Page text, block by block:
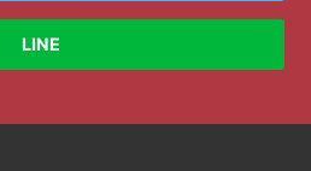
LINE